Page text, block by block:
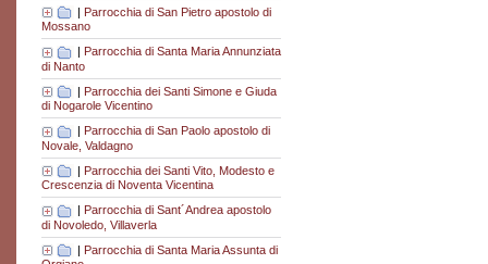
| Parrocchia di San Pietro apostolo di
Mossano
| Parrocchia di Santa Maria Annunziata
di Nanto
| Parrocchia dei Santi Simone e Giuda
di Nogarole Vicentino
| Parrocchia di San Paolo apostolo di
Novale, Valdagno
| Parrocchia dei Santi Vito, Modesto e
Crescenzia di Noventa Vicentina
Parrocchia di Sant´Andrea apostolo
di Novoledo, Villaverla
| Parrocchia di Santa Maria Assunta di